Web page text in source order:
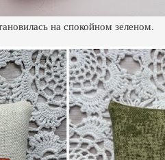
на спокойном зеленом.